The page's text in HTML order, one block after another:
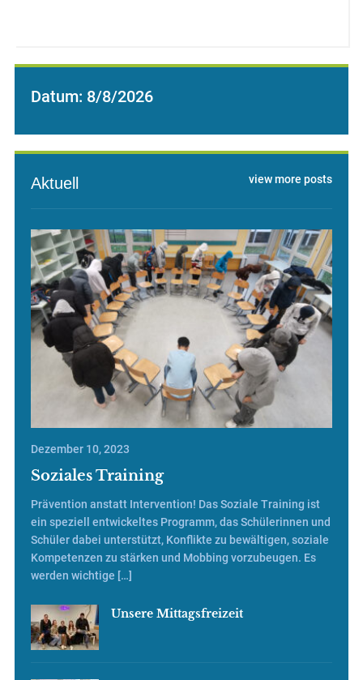
Datum: 8/8/2026
view more posts
Aktuell
Dezember 10, 2023
Soziales Training
Prävention anstatt Intervention! Das Soziale Training ist
ein speziell entwickeltes Programm, das Schülerinnen und
Schüler dabei unterstützt, Konflikte zu bewältigen, soziale
Kompetenzen zu stärken und Mobbing vorzubeugen. Es
werden wichtige […]
Unsere Mittagsfreizeit